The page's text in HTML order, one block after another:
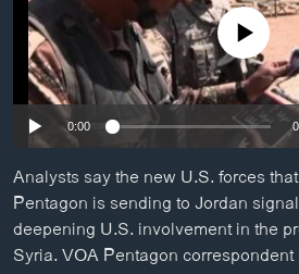
ເອເຊຍ
ອິດສະຫຼະພາບດ້ານການຂ່າວ
ຊີວິດຊາວລາວ
ຊຸມຊົນຊາວລາວ
ວິທະຍາສາດ-ເທັກໂນໂລຈີ
ທຸລະກິດ
ພາສາອັງກິດ
No media source
0:00
Analysts say the new U.S. forces
Pentagon is sending to Jordan
deepening U.S. involvement in the
Syria. VOA Pentagon